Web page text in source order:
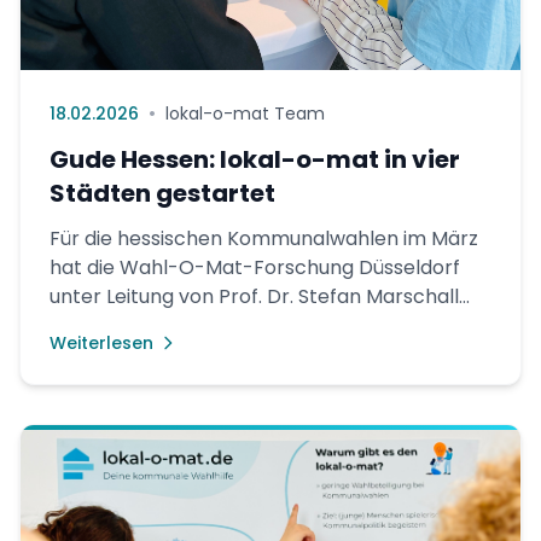
18.02.2026 • lokal-o-mat Team
Gude Hessen: lokal-o-mat in vier
Städten gestartet
Für die hessischen Kommunalwahlen im März
hat die Wahl-O-Mat-Forschung Düsseldorf
unter Leitung von Prof. Dr. Stefan Marschall
Landeszentrale für politische Bildung am 18....
Weiterlesen